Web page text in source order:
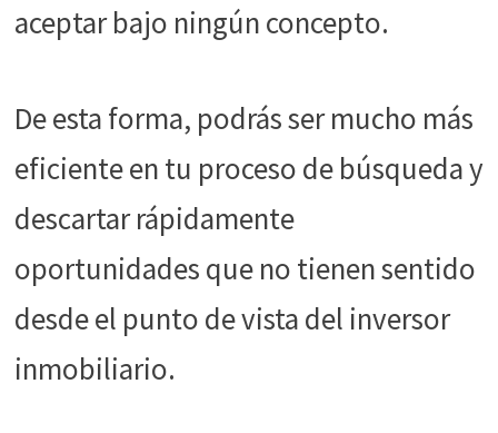
aceptar bajo ningún concepto.
De esta forma, podrás ser mucho más
eficiente en tu proceso de búsqueda y
descartar rápidamente
oportunidades que no tienen sentido
desde el punto de vista del inversor
inmobiliario.
mejorar la
de la web, en
base a cómo
se usa la web.
Experiencia
Para que
nuestra web
funcione lo
mejor posible
durante tu
visita. Si